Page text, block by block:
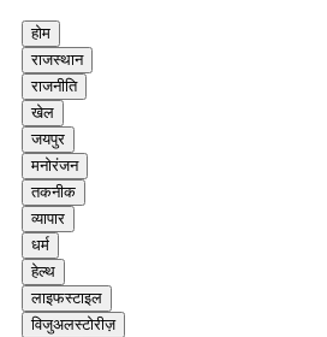
होम
राजस्थान
राजनीति
खेल
जयपुर
मनोरंजन
तकनीक
व्यापार
धर्म
हेल्थ
लाइफस्टाइल
विजुअलस्टोरीज़